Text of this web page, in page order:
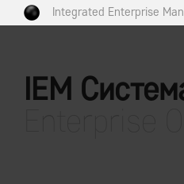
Integrated Enterprise
IEM